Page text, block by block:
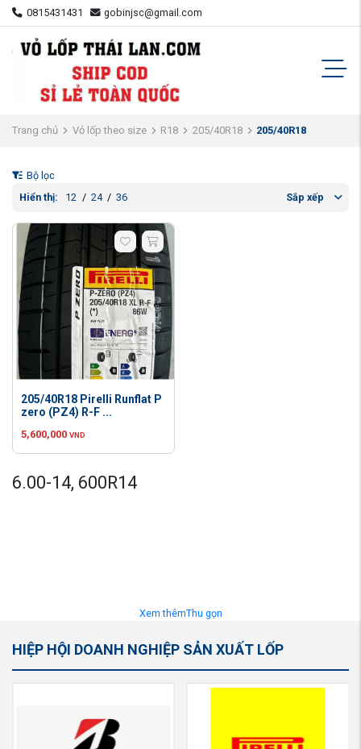
0815431431 gobinjsc@gmail.com
Trang chủ Vỏ lốp theo size R18 205/40R18 205/40R18
Bộ lọc
Hiển thị:
12 / 24 / 36 Sắp xếp
205/40R18 Pirelli Runflat P
zero (PZ4) R-F ...
5,600,000 VND
6.00-14, 600R14
Xem thêmThu gọn
HIỆP HỘI DOANH NGHIỆP SẢN XUẤT LỐP